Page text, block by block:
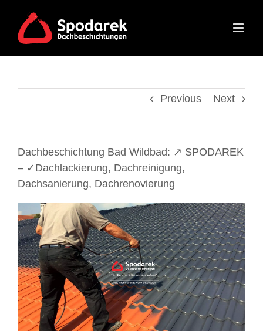
content
Previous Next
Dachbeschichtung Bad Wildbad: ↗️ SPODAREK
– ✓Dachlackierung, Dachreinigung,
Dachsanierung, Dachrenovierung